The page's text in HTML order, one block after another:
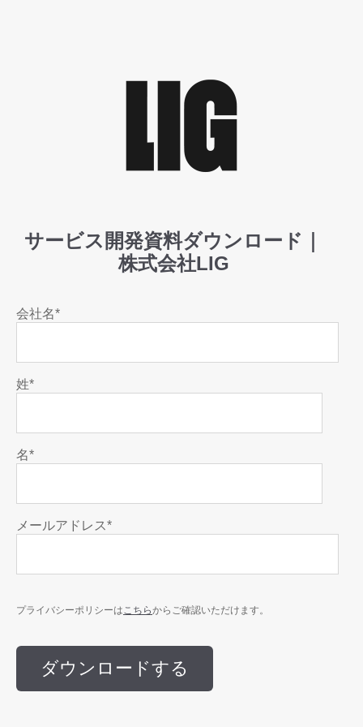
サービス開発資料ダウンロード｜
株式会社LIG
会社名*
姓*
名*
メールアドレス*
プライバシーポリシーはこちらからご確認いただけます。